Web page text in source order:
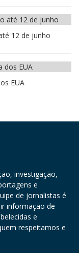
12 de junho
EUA
investigação,
e
de jornalistas é
informação de
e
respeitamos e